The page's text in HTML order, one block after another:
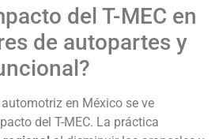
del T-MEC en
de autopartes y
en México se ve
del T-MEC. La práctica